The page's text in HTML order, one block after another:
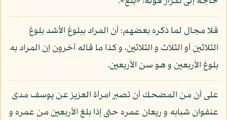
فلا مجال لما ذكره بعضهم: أن المراد ببلوغ الأشد بلوغ
الثلاثين أو الثلاث و الثلاثين، و كذا ما قاله آخرون إن المراد به
بلوغ الأربعين و هو سن الأربعين.
على أن من المضحك أن تصبر امرأة العزيز عن يوسف مدى
عنفوان شبابه و ريعان عمره حتى إذا بلغ الأربعين من عمره و